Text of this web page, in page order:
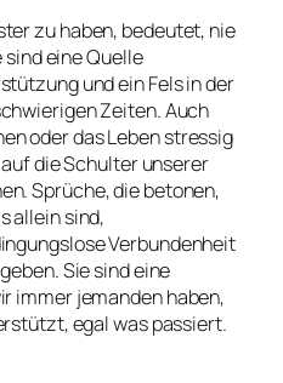
zu haben, bedeutet, nie
eine Quelle
und ein Fels in der
Zeiten. Auch
oder das Leben stressig
die Schulter unserer
Sprüche, die betonen,
allein sind,
Verbundenheit
Sie sind eine
immer jemanden haben,
egal was passiert.